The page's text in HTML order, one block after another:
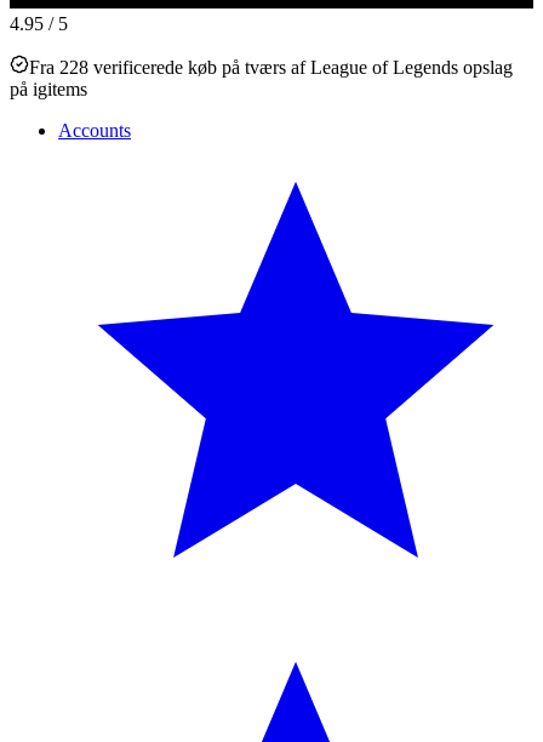
4.95 / 5
Fra 228 verificerede køb på tværs af League of Legends opslag
på igitems
Accounts